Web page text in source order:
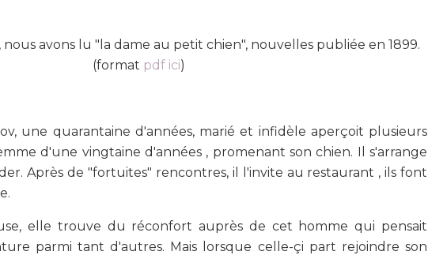
avons lu "la dame au petit chien", nouvelles publiée en 1899.
(format pdf ici)
une quarantaine d'années, marié et infidèle aperçoit plusieurs
d'une vingtaine d'années , promenant son chien. Il s'arrange
Après de "fortuites" rencontres, il l'invite au restaurant , ils font
elle trouve du réconfort auprès de cet homme qui pensait
parmi tant d'autres. Mais lorsque celle-çi part rejoindre son